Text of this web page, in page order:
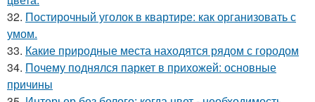
32. Постирочный уголок в квартире: как организовать с
умом.
33. Какие природные места находятся рядом с городом
34. Почему поднялся паркет в прихожей: основные
причины